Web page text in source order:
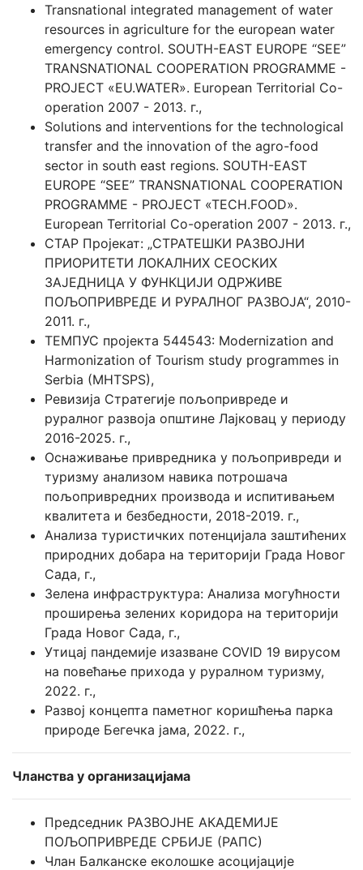
Transnational integrated management of water
resources in agriculture for the european water
emergency control. SOUTH-EAST EUROPE “SEE”
TRANSNATIONAL COOPERATION PROGRAMME -
PROJECT «EU.WATER». European Territorial Co-
operation 2007 - 2013. г.,
Solutions and interventions for the technological
transfer and the innovation of the agro-food
sector in south east regions. SOUTH-EAST
EUROPE “SEE” TRANSNATIONAL COOPERATION
PROGRAMME - PROJECT «TECH.FOOD».
European Territorial Co-operation 2007 - 2013. г.,
СТАР Пројекат: „СТРАТЕШКИ РАЗВОЈНИ
ПРИОРИТЕТИ ЛОКАЛНИХ СЕОСКИХ
ЗАЈЕДНИЦА У ФУНКЦИЈИ ОДРЖИВЕ
ПОЉОПРИВРЕДЕ И РУРАЛНОГ РАЗВОЈА“, 2010-
2011. г.,
ТЕМПУС пројекта 544543: Modernization and
Harmonization of Tourism study programmes in
Serbia (MHTSPS),
Ревизија Стратегије пољопривреде и
руралног развоја општине Лајковац у периоду
2016-2025. г.,
Оснаживање привредника у пољопривреди и
туризму анализом навика потрошача
пољопривредних производа и испитивањем
квалитета и безбедности, 2018-2019. г.,
Анализа туристичких потенцијала заштићених
природних добара на територији Града Новог
Сада, г.,
Зелена инфраструктура: Анализа могућности
проширења зелених коридора на територији
Града Новог Сада, г.,
Утицај пандемије изазване COVID 19 вирусом
на повећање прихода у руралном туризму,
2022. г.,
Развој концепта паметног коришћења парка
природе Бегечка јама, 2022. г.,
Чланства у организацијама
Председник РАЗВОЈНЕ АКАДЕМИЈЕ
ПОЉОПРИВРЕДЕ СРБИЈЕ (РАПС)
Члан Балканске еколошке асоцијације